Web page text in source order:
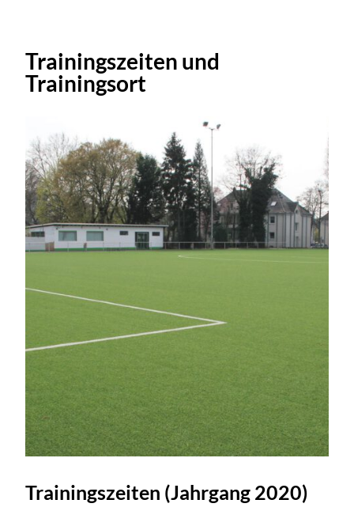
Trainingszeiten und
Trainingsort
Trainingszeiten (Jahrgang 2020)